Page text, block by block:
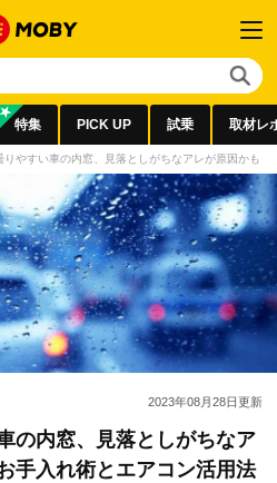
特集 PICK UP 試乗 取材レ
りやすい車の内窓、見落としがちなアレが原因かも
2023年08月28日更新
の内窓、見落としがちなア
手入れ術とエアコン活用法